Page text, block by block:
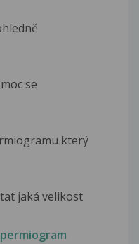
se
který
jaká velikost